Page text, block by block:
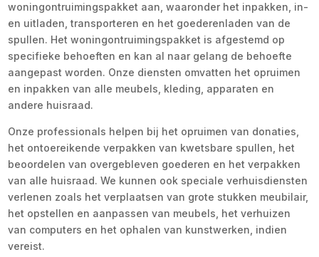
woningontruimingspakket aan, waaronder het inpakken, in-
en uitladen, transporteren en het goederenladen van de
spullen. Het woningontruimingspakket is afgestemd op
specifieke behoeften en kan al naar gelang de behoefte
aangepast worden. Onze diensten omvatten het opruimen
en inpakken van alle meubels, kleding, apparaten en
andere huisraad.
Onze professionals helpen bij het opruimen van donaties,
het ontoereikende verpakken van kwetsbare spullen, het
beoordelen van overgebleven goederen en het verpakken
van alle huisraad. We kunnen ook speciale verhuisdiensten
verlenen zoals het verplaatsen van grote stukken meubilair,
het opstellen en aanpassen van meubels, het verhuizen
van computers en het ophalen van kunstwerken, indien
vereist.